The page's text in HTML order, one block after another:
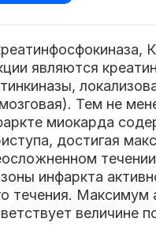
являются
Тем не
миокарда
достигая
инфаркта
течения. Максимум
величине